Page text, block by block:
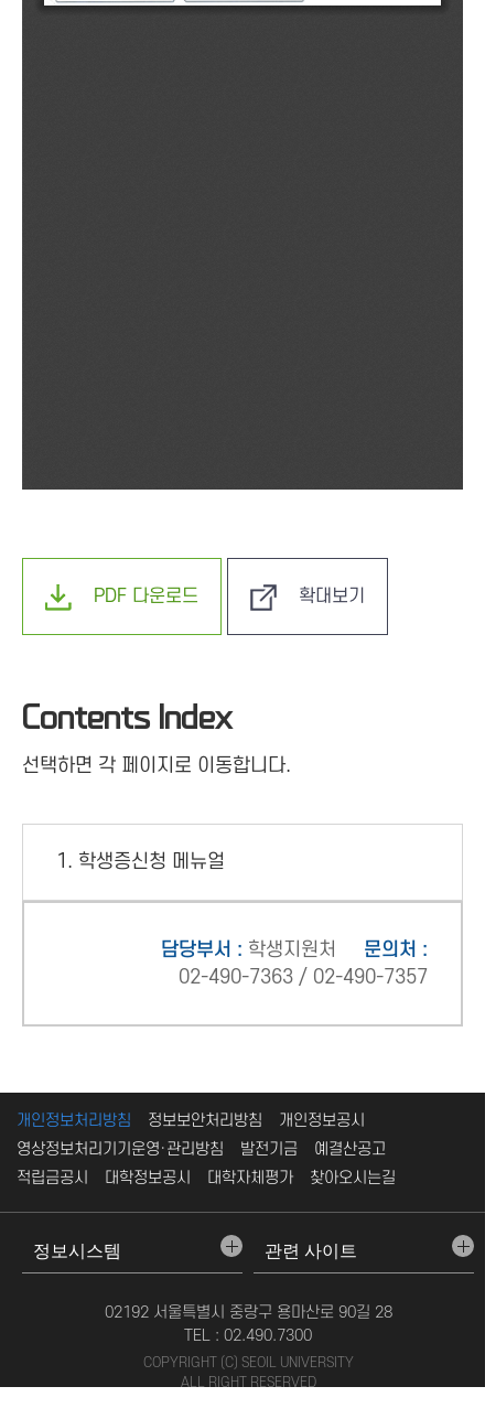
PDF 다운로드 확대보기
Contents Index
선택하면 각 페이지로 이동합니다.
1. 학생증신청 메뉴얼
담당부서 : 학생지원처
문의처 :
02-490-7363 / 02-490-7357
개인정보처리방침 정보보안처리방침
개인정보공시
영상정보처리기기운영·관리방침
발전기금
예결산공고
적립금공시
대학정보공시 대학자체평가 찾아오시는길
02192 서울특별시 중랑구 용마산로 90길 28
TEL : 02.490.7300
COPYRIGHT (C) SEOIL UNIVERSITY
ALL RIGHT RESERVED